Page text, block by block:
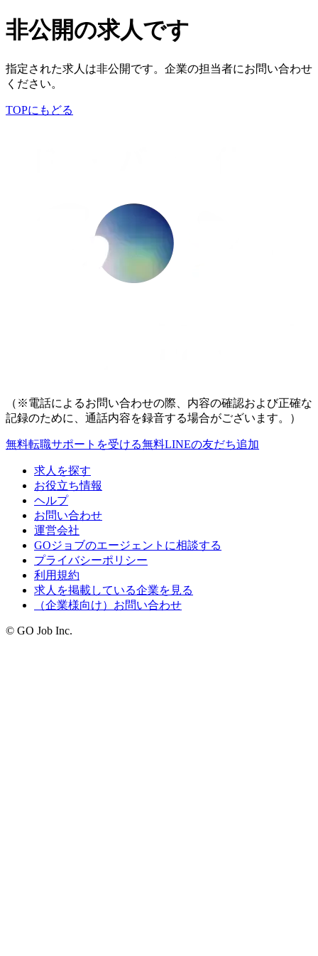
非公開の求人です
指定された求人は非公開です。企業の担当者にお問い合わせ
ください。
TOPにもどる
（※電話によるお問い合わせの際、内容の確認および正確な
記録のために、通話内容を録音する場合がございます。）
無料転職サポートを受ける無料LINEの友だち追加
求人を探す
お役立ち情報
ヘルプ
お問い合わせ
運営会社
GOジョブのエージェントに相談する
プライバシーポリシー
利用規約
求人を掲載している企業を見る
（企業様向け）お問い合わせ
© GO Job Inc.